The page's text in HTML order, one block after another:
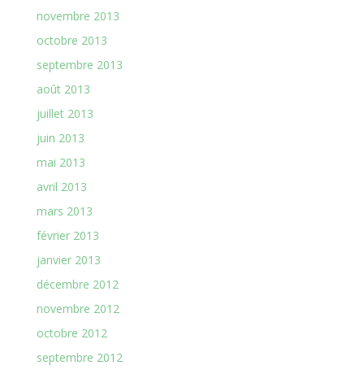
novembre 2013
octobre 2013
septembre 2013
août 2013
juillet 2013
juin 2013
mai 2013
avril 2013
mars 2013
février 2013
janvier 2013
décembre 2012
novembre 2012
octobre 2012
septembre 2012